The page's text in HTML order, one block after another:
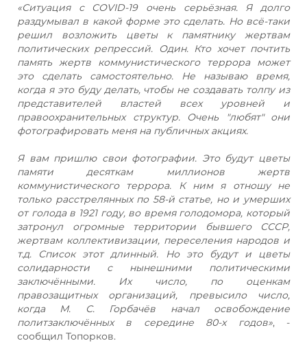
«Ситуация с COVID-19 очень серьёзная. Я долго
раздумывал в какой форме это сделать. Но всё-таки
решил возложить цветы к памятнику жертвам
политических репрессий. Один. Кто хочет почтить
память жертв коммунистического террора может
это сделать самостоятельно. Не называю время,
когда я это буду делать, чтобы не создавать толпу из
представителей властей всех уровней и
правоохранительных структур. Очень "любят" они
фотографировать меня на публичных акциях.
Я вам пришлю свои фотографии. Это будут цветы
памяти десяткам миллионов жертв
коммунистического террора. К ним я отношу не
только расстрелянных по 58-й статье, но и умерших
от голода в 1921 году, во время голодомора, который
затронул огромные территории бывшего СССР,
жертвам коллективизации, переселения народов и
т.д. Список этот длинный. Но это будут и цветы
солидарности с нынешними политическими
заключёнными. Их число, по оценкам
правозащитных организаций, превысило число,
когда М. С. Горбачёв начал освобождение
политзаключённых в середине 80-х годов», -
сообщил Топорков.